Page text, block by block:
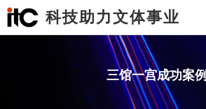
科技助力文体事业
三馆一宫成功案例